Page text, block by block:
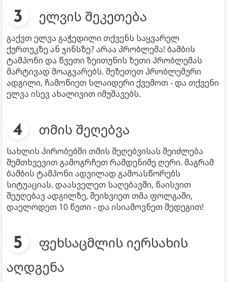
ელვის შეკეთება
გაქვთ ელვა გაჭედილი თქვენს საყვარელ
ქურთუკზე ან ჯინსზე? არაა პრობლემა! ბამბის
ტამპონი და წვეთი ზეითუნის ზეთი პრობლემას
მარტივად მოაგვარებს. შეზეთეთ პრობლემური
ადგილი, ჩამოწიეთ სლაიდერი ქვემოთ - და თქვენი
ელვა ისევ ახალივით იმუშავებს.
თმის შეღებვა
სახლის პირობებში თმის შეღებვისას შეიძლება
შემთხვევით გამოგრჩეთ რამდენიმე ღერი. მაგრამ
ბამბის ტამპონი ადვილად გამოასწორებს
სიტუაციას. დაასველეთ საღებავში, წაისვით
შეუღებავ ადგილზე, შეიხვიეთ თმა ფოლგაში,
დაელოდეთ 10 წუთი - და ისიამოვნეთ შედეგით!
ფეხსაცმლის იერსახის
აღდგენა